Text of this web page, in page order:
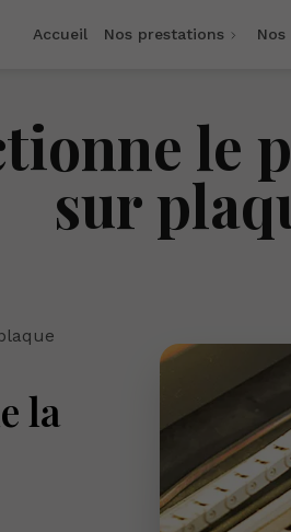
Accueil Nos prestations Nos
le
sur
la